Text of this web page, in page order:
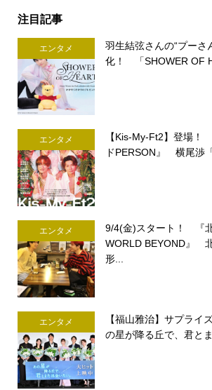
注目記事
エンタメ
羽生結弦さんの“プーさ
化！ 「SHOWER OF
エンタメ
【Kis-My-Ft2】登場！
ドPERSON』 横尾渉
エンタメ
9/4(金)スタート！ 『
WORLD BEYOND』
形...
エンタメ
【福山雅治】サプラ
の星が降る丘で、君と